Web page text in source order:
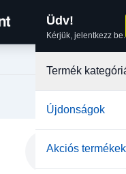
Üdv!
Kérjük, jelentkezz be.
Termék
Újdonságok
Akciós termékek